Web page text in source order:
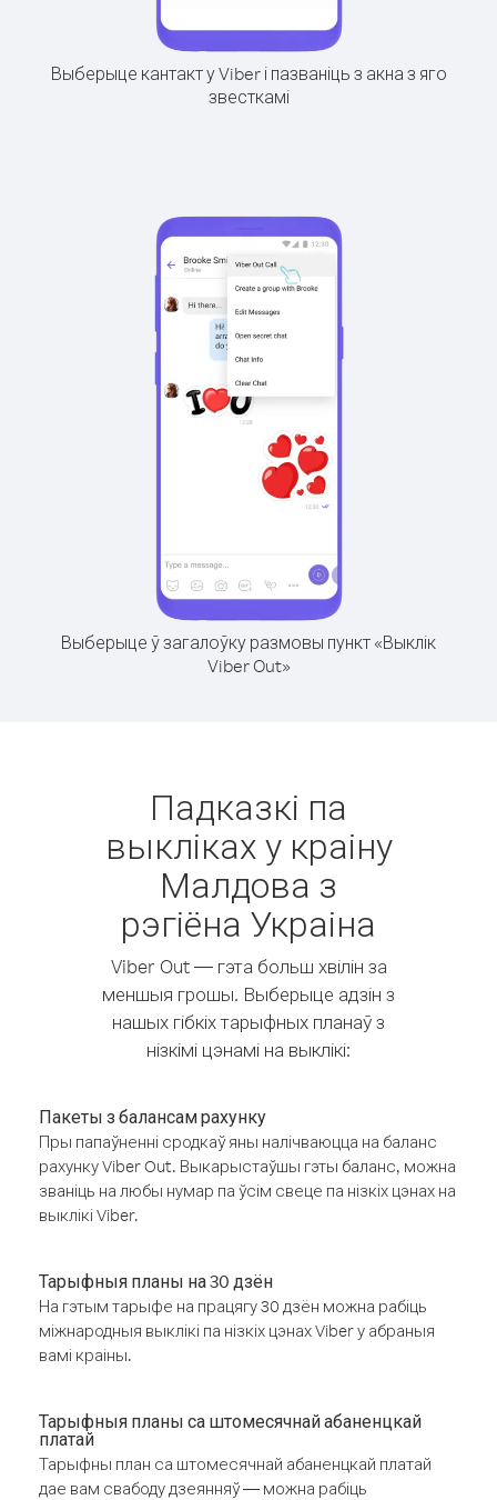
Выберыце кантакт у Viber і пазваніць з акна з яго
звесткамі
Выберыце ў загалоўку размовы пункт «Выклік
Viber Out»
Падказкі па
выкліках у краіну
Малдова з
рэгіёна Украіна
Viber Out — гэта больш хвілін за
меншыя грошы. Выберыце адзін з
нашых гібкіх тарыфных планаў з
нізкімі цэнамі на выклікі:
Пакеты з балансам рахунку
Пры папаўненні сродкаў яны налічваюцца на баланс
рахунку Viber Out. Выкарыстаўшы гэты баланс, можна
званіць на любы нумар па ўсім свеце па нізкіх цэнах на
выклікі Viber.
Тарыфныя планы на 30 дзён
На гэтым тарыфе на працягу 30 дзён можна рабіць
міжнародныя выклікі па нізкіх цэнах Viber у абраныя
вамі краіны.
Тарыфныя планы са штомесячнай абаненцкай
платай
Тарыфны план са штомесячнай абаненцкай платай
дае вам свабоду дзеянняў — можна рабіць